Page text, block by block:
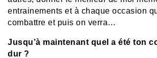
entrainements et à chaque occasion
combattre et puis on verra…
Jusqu’à maintenant quel a été ton
dur ?